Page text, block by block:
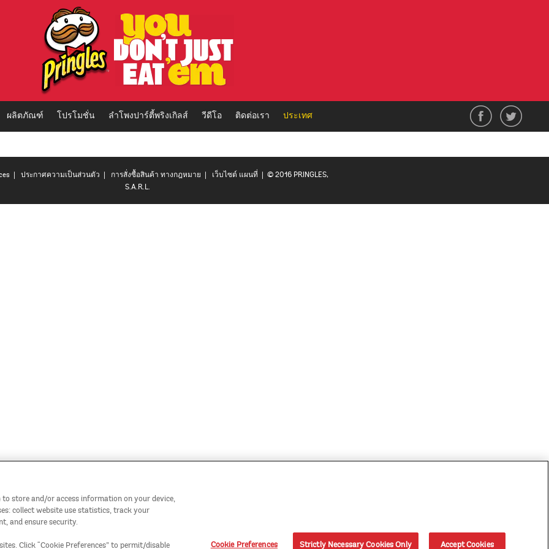
ผลิตภัณฑ์ โปรโมชั่น ลำโพงปาร์ตี้พริงเกิลส์ วีดีโอ ติดต่อเรา ประเทศ
| ประกาศความเป็นส่วนตัว | การสั่งซื้อสินค้า ทางกฎหมาย | เว็บไซต์ แผนที่ | © 2016 PRINGLES,
S.A.R.L.
to store and/or access information on your device,
collect website use statistics, track your
and ensure security.
Click “Cookie Preferences” to permit/disable Cookie Preferences Strictly Necessary Cookies Only Accept Cookies